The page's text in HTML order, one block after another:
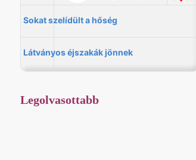
Legolvasottabb